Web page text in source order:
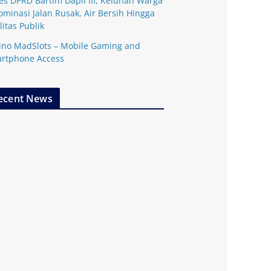
Jalan Rusak, Air Bersih Hingga
Publik
MadSlots – Mobile Gaming and
Access
News